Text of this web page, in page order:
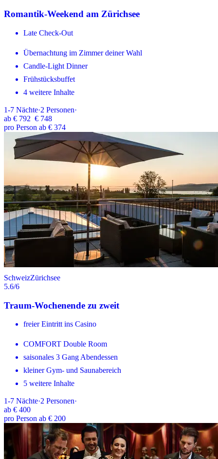
Romantik-Weekend am Zürichsee
Late Check-Out
Übernachtung im Zimmer deiner Wahl
Candle-Light Dinner
Frühstücksbuffet
4 weitere Inhalte
1-7 Nächte·2 Personen·
ab € 792 € 748
pro Person ab € 374
SchweizZürichsee
5.6/6
Traum-Wochenende zu zweit
freier Eintritt ins Casino
COMFORT Double Room
saisonales 3 Gang Abendessen
kleiner Gym- und Saunabereich
5 weitere Inhalte
1-7 Nächte·2 Personen·
ab € 400
pro Person ab € 200